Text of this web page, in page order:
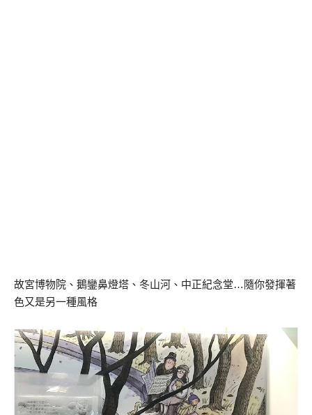
故宮博物院、鵝鑾鼻燈塔、冬山河、中正紀念堂…隨你發揮著
色又是另一種風格